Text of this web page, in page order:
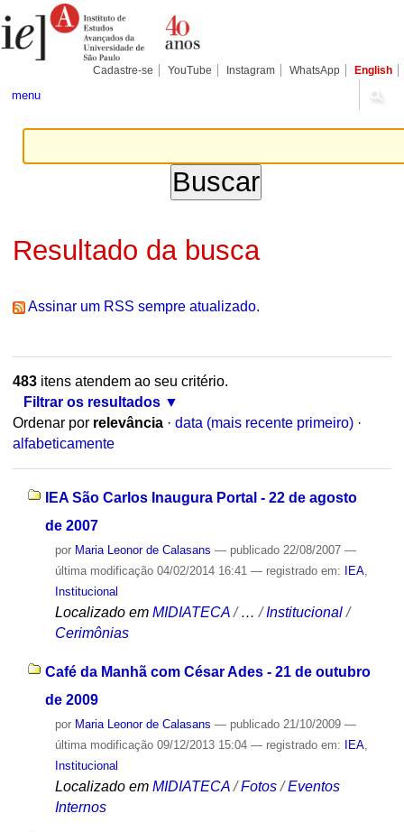
para
conteúdo.
Pessoais
Cadastre-se YouTube Instagram WhatsApp English
menu
Resultado da busca
Assinar um RSS sempre atualizado.
483itens atendem ao seu critério.
Filtrar os resultados
Ordenar por relevância · data (mais recente primeiro) ·
alfabeticamente
IEA São Carlos Inaugura Portal - 22 de agosto
de 2007
por Maria Leonor de Calasans — publicado22/08/2007 —
última modificação04/02/2014 16:41 — registrado em: IEA,
Institucional
Localizado em MIDIATECA /…/Institucional /
Cerimônias
Café da Manhã com César Ades - 21 de outubro
de 2009
por Maria Leonor de Calasans — publicado21/10/2009 —
última modificação09/12/2013 15:04 — registrado em: IEA,
Institucional
Localizado em MIDIATECA /Fotos /Eventos
Internos